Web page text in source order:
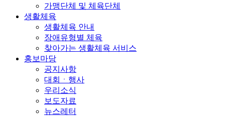
가맹단체 및 체육단체
생활체육
생활체육 안내
장애유형별 체육
찾아가는 생활체육 서비스
홍보마당
공지사항
대회ㆍ행사
우리소식
보도자료
뉴스레터